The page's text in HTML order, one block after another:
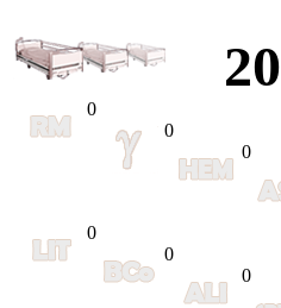
20
0
0
0
0
0
0